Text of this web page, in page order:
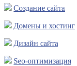
Создание сайта
Домены и хостинг
Дизайн сайта
Seo-оптимизация